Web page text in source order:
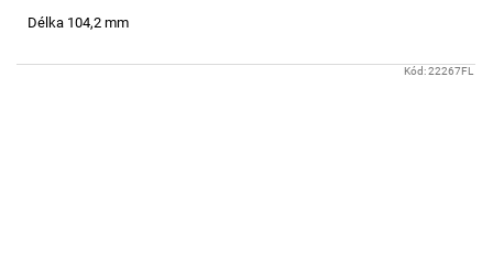
Délka 104,2 mm
Kód:22267FL